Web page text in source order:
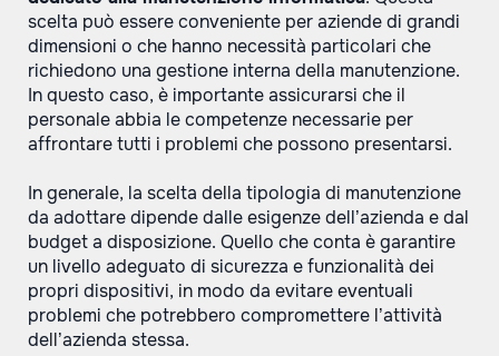
scelta può essere conveniente per aziende di grandi
dimensioni o che hanno necessità particolari che
richiedono una gestione interna della manutenzione.
In questo caso, è importante assicurarsi che il
personale abbia le competenze necessarie per
affrontare tutti i problemi che possono presentarsi.
In generale, la scelta della tipologia di manutenzione
da adottare dipende dalle esigenze dell’azienda e dal
budget a disposizione. Quello che conta è garantire
un livello adeguato di sicurezza e funzionalità dei
propri dispositivi, in modo da evitare eventuali
problemi che potrebbero compromettere l’attività
dell’azienda stessa.